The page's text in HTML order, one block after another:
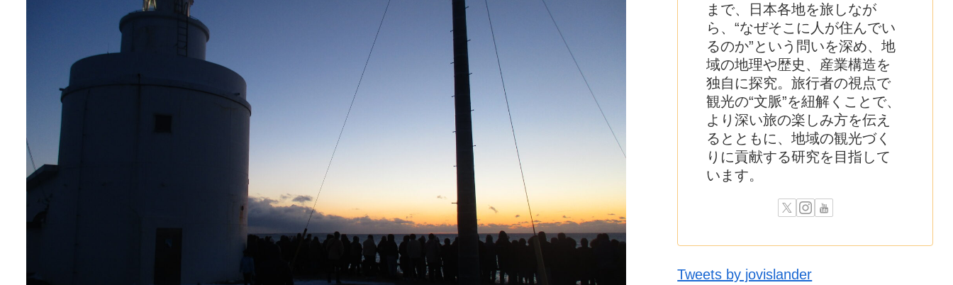
まで、日本各地を旅しなが
ら、“なぜそこに人が住んでい
るのか”という問いを深め、地
域の地理や歴史、産業構造を
独自に探究。旅行者の視点で
観光の“文脈”を紐解くことで、
より深い旅の楽しみ方を伝え
るとともに、地域の観光づく
りに貢献する研究を目指して
います。
Tweets by jovislander